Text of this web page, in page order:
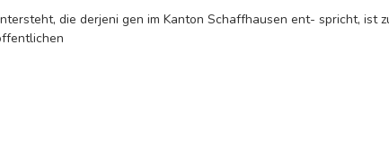
die derjeni gen im Kanton Schaffhausen ent- spricht, ist